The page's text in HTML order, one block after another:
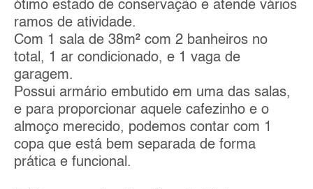
ótimo estado de conservação e atende vários
ramos de atividade.
Com 1 sala de 38m² com 2 banheiros no
total, 1 ar condicionado, e 1 vaga de
garagem.
Possui armário embutido em uma das salas,
e para proporcionar aquele cafezinho e o
almoço merecido, podemos contar com 1
copa que está bem separada de forma
prática e funcional.